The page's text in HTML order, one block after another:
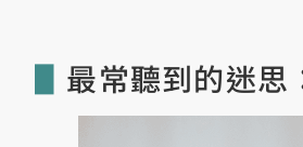
▋ 最常聽到的迷思